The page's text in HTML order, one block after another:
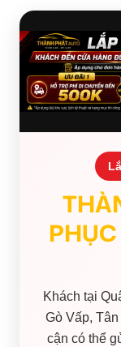
Khách tại
Gò Vấp,
cận có thể